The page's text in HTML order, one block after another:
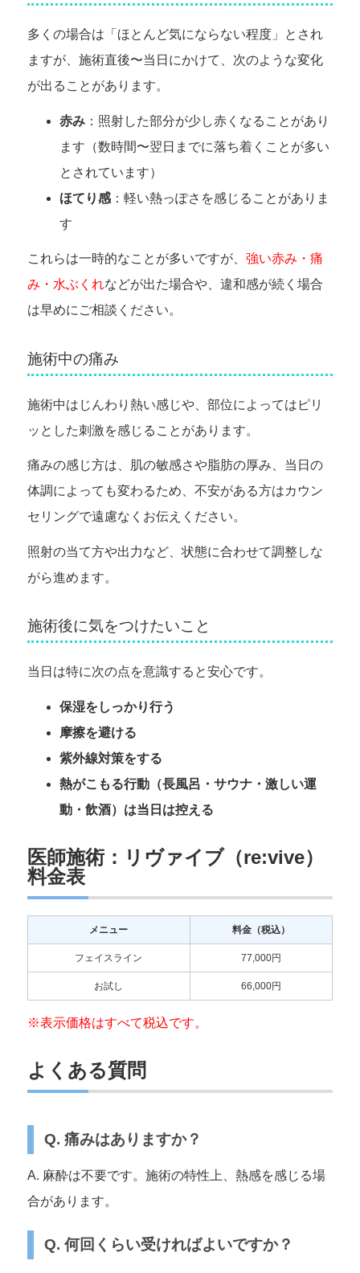
多くの場合は「ほとんど気にならない程度」とされ
ますが、施術直後〜当日にかけて、次のような変化
が出ることがあります。
赤み：照射した部分が少し赤くなることがあり
ます（数時間〜翌日までに落ち着くことが多い
とされています）
ほてり感：軽い熱っぽさを感じることがありま
す
これらは一時的なことが多いですが、 強い赤み・痛
み・水ぶくれなどが出た場合や、違和感が続く場合
は早めにご相談ください。
施術中の痛み
施術中はじんわり熱い感じや、部位によってはピリ
ッとした刺激を感じることがあります。
痛みの感じ方は、肌の敏感さや脂肪の厚み、当日の
体調によっても変わるため、不安がある方はカウン
セリングで遠慮なくお伝えください。
照射の当て方や出力など、状態に合わせて調整しな
がら進めます。
施術後に気をつけたいこと
当日は特に次の点を意識すると安心です。
保湿をしっかり行う
摩擦を避ける
紫外線対策をする
熱がこもる行動（長風呂・サウナ・激しい運
動・飲酒）は当日は控える
医師施術：リヴァイブ（re:vive）
料金表
メニュー 料金（税込）
フェイスライン 77,000円
お試し 66,000円
※表示価格はすべて税込です。
よくある質問
Q. 痛みはありますか？
A. 麻酔は不要です。施術の特性上、熱感を感じる場
合があります。
Q. 何回くらい受ければよいですか？